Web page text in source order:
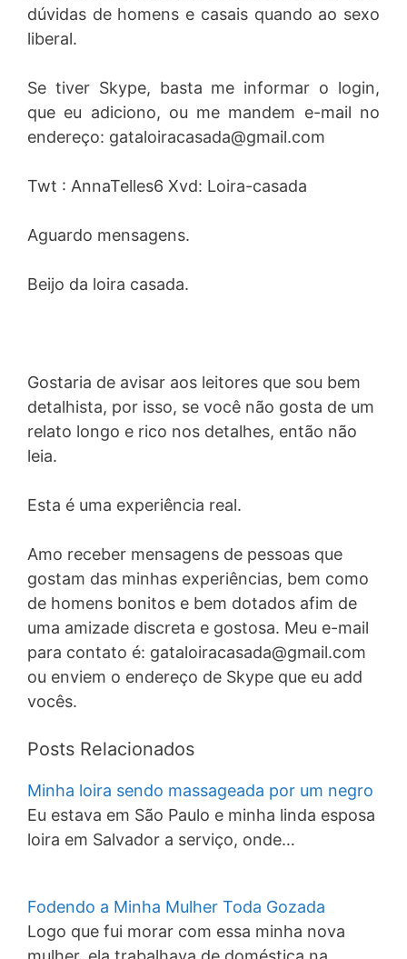
dúvidas de homens e casais quando ao sexo
liberal.
Se tiver Skype, basta me informar o login,
que eu adiciono, ou me mandem e-mail no
endereço: gataloiracasada@gmail.com
Twt : AnnaTelles6 Xvd: Loira-casada
Aguardo mensagens.
Beijo da loira casada.
Gostaria de avisar aos leitores que sou bem
detalhista, por isso, se você não gosta de um
relato longo e rico nos detalhes, então não
leia.
Esta é uma experiência real.
Amo receber mensagens de pessoas que
gostam das minhas experiências, bem como
de homens bonitos e bem dotados afim de
uma amizade discreta e gostosa. Meu e-mail
para contato é: gataloiracasada@gmail.com
ou enviem o endereço de Skype que eu add
vocês.
Posts Relacionados
Minha loira sendo massageada por um negro
Eu estava em São Paulo e minha linda esposa
loira em Salvador a serviço, onde…
Fodendo a Minha Mulher Toda Gozada
Logo que fui morar com essa minha nova